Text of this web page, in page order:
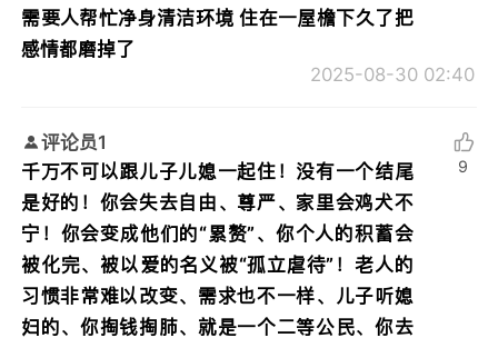
需要人帮忙净身清洁环境 住在一屋檐下久了把
感情都磨掉了
2025-08-30 02:40
评论员1
千万不可以跟儿子儿媳一起住！没有一个结尾
是好的！你会失去自由、尊严、家里会鸡犬不
宁！你会变成他们的“累赘”、你个人的积蓄会
被化完、被以爱的名义被“孤立虐待”！老人的
习惯非常难以改变、需求也不一样、儿子听媳
妇的、你掏钱掏肺、就是一个二等公民、你去
9